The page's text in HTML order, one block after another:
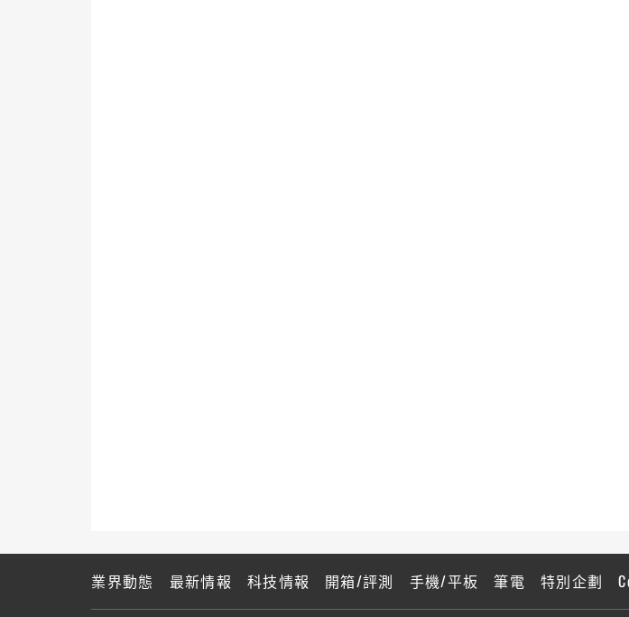
業界動態 最新情報 科技情報 開箱/評測 手機/平板 筆電 特別企劃